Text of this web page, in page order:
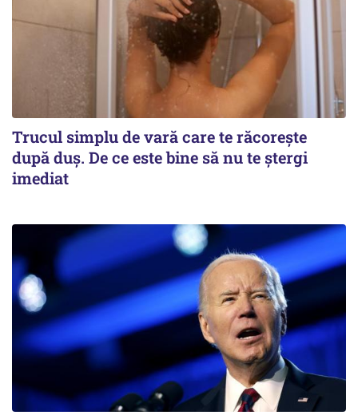
Trucul simplu de vară care te răcorește
după duș. De ce este bine să nu te ștergi
imediat